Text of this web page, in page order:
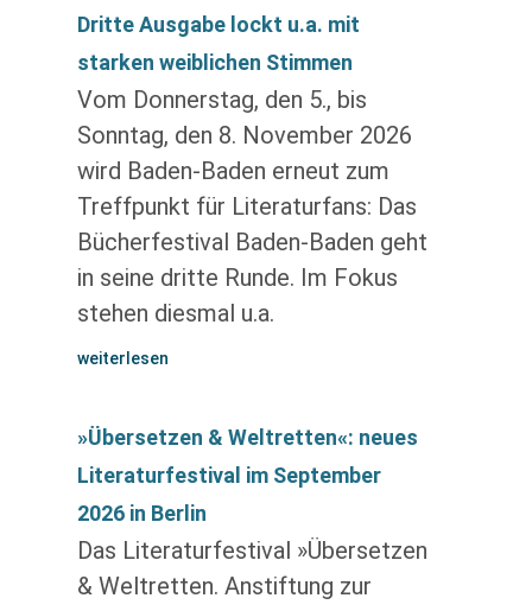
Dritte Ausgabe lockt u.a. mit
starken weiblichen Stimmen
Vom Donnerstag, den 5., bis
Sonntag, den 8. November 2026
wird Baden-Baden erneut zum
Treffpunkt für Literaturfans: Das
Bücherfestival Baden-Baden geht
in seine dritte Runde. Im Fokus
stehen diesmal u.a.
weiterlesen
»Übersetzen & Weltretten«: neues
Literaturfestival im September
2026 in Berlin
Das Literaturfestival »Übersetzen
& Weltretten. Anstiftung zur